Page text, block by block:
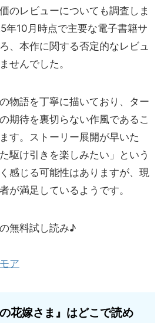
のレビューについても調査しま
年10月時点で主要な電子書籍サ
、本作に関する否定的なレビュ
せんでした。
物語を丁寧に描いており、ター
期待を裏切らない作風であるこ
す。ストーリー展開が早いた
駆け引きを楽しみたい」という
感じる可能性はありますが、現
が満足しているようです。
無料試し読み♪
ア
花嫁さま』はどこで読め